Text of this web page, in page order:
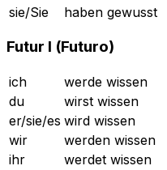
sie/Sie
haben gewusst
Futur I (Futuro)
ich
werde wissen
du
wirst wissen
er/sie/es wird wissen
wir
werden wissen
ihr
werdet wissen